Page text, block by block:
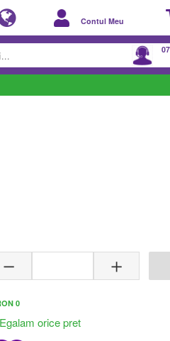
Contul Meu
0
orice pret